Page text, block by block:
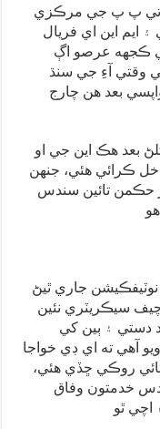
تي پ پ جي مرڪزي
اين اي فريال
ڪجهه عرصو اڳ
وقتي آءِ جي سنڌ
بعد هن چارج
بعد هڪ اين جي او
ڪرائي هئي، جنهن
حڪمن تائين سندس
جاري ٿيڻ
سيڪريٽري نئين
دستي ۽ ٻين کي
آهي ته اي ڊي خواجا
روڪي ڇڏي هئي،
خدمتون وفاق